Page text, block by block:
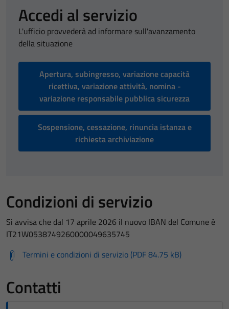
Accedi al servizio
L'ufficio provvederà ad informare sull'avanzamento
della situazione
Apertura, subingresso, variazione capacità
ricettiva, variazione attività, nomina -
variazione responsabile pubblica sicurezza
Sospensione, cessazione, rinuncia istanza e
richiesta archiviazione
Condizioni di servizio
Si avvisa che dal 17 aprile 2026 il nuovo IBAN del Comune è
IT21W0538749260000049635745
Termini e condizioni di servizio (PDF 84.75 kB)
Contatti